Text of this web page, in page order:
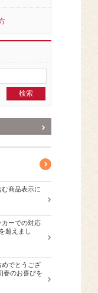
商品表示に
カーでの対応
超えまし
めでとうござ
春のお喜びを